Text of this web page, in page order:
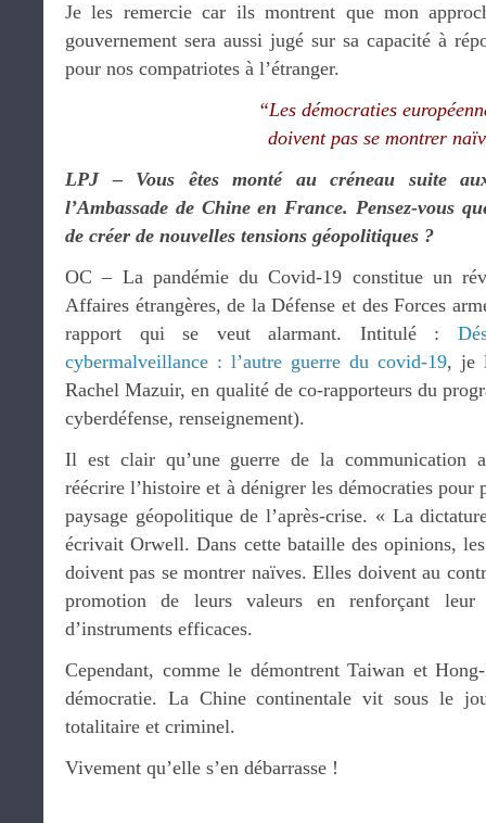
Je les remercie car ils montrent que mon
gouvernement sera aussi jugé sur sa capacité à
pour nos compatriotes à l’étranger.
“Les démocraties
doivent pas se montrer
LPJ – Vous êtes monté au créneau suite
l’Ambassade de Chine en France. Pensez-vous
de créer de nouvelles tensions géopolitiques ?
OC – La pandémie du Covid-19 constitue un
Affaires étrangères, de la Défense et des Forces
rapport qui se veut alarmant. Intitulé :
cybermalveillance : l’autre guerre du covid-19, je
Rachel Mazuir, en qualité de co-rapporteurs du
cyberdéfense, renseignement).
Il est clair qu’une guerre de la communication
réécrire l’histoire et à dénigrer les démocraties
paysage géopolitique de l’après-crise. « La
écrivait Orwell. Dans cette bataille des opinions,
doivent pas se montrer naïves. Elles doivent au
promotion de leurs valeurs en renforçant
d’instruments efficaces.
Cependant, comme le démontrent Taiwan et
démocratie. La Chine continentale vit sous le
totalitaire et criminel.
Vivement qu’elle s’en débarrasse !